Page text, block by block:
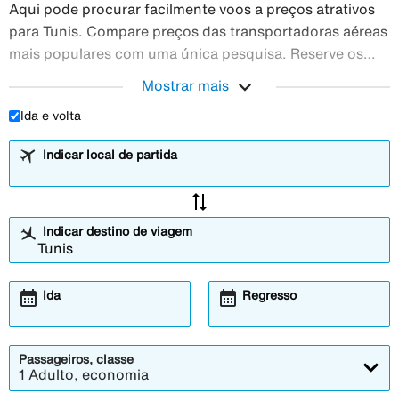
Aqui pode procurar facilmente voos a preços atrativos
para Tunis. Compare preços das transportadoras aéreas
mais populares com uma única pesquisa. Reserve os
Mostrar mais expand_more
Ida e volta
Indicar local de partida
sync_alt
Indicar destino de viagem
Ida
calendar_month Regresso
calendar_month
Passageiros, classe
1 Adulto, economia